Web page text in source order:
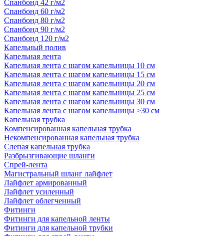
Спанбонд 42 г/м2
Спанбонд 60 г/м2
Спанбонд 80 г/м2
Спанбонд 90 г/м2
Спанбонд 120 г/м2
Капельный полив
Капельная лента
Капельная лента с шагом капельницы 10 см
Капельная лента с шагом капельницы 15 см
Капельная лента с шагом капельницы 20 см
Капельная лента с шагом капельницы 25 см
Капельная лента с шагом капельницы 30 см
Капельная лента с шагом капельницы >30 см
Капельная трубка
Компенсированная капельная трубка
Некомпенсированная капельная трубка
Слепая капельная трубка
Разбрызгивающие шланги
Спрей-лента
Магистральный шланг лайфлет
Лайфлет армированный
Лайфлет усиленный
Лайфлет облегченный
Фитинги
Фитинги для капельной ленты
Фитинги для капельной трубки